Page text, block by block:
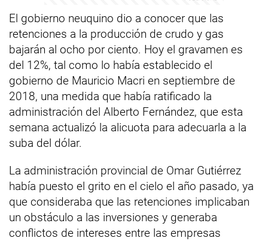
El gobierno neuquino dio a conocer que las
retenciones a la producción de crudo y gas
bajarán al ocho por ciento. Hoy el gravamen es
del 12%, tal como lo había establecido el
gobierno de Mauricio Macri en septiembre de
2018, una medida que había ratificado la
administración del Alberto Fernández, que esta
semana actualizó la alicuota para adecuarla a la
suba del dólar.
La administración provincial de Omar Gutiérrez
había puesto el grito en el cielo el año pasado, ya
que consideraba que las retenciones implicaban
un obstáculo a las inversiones y generaba
conflictos de intereses entre las empresas